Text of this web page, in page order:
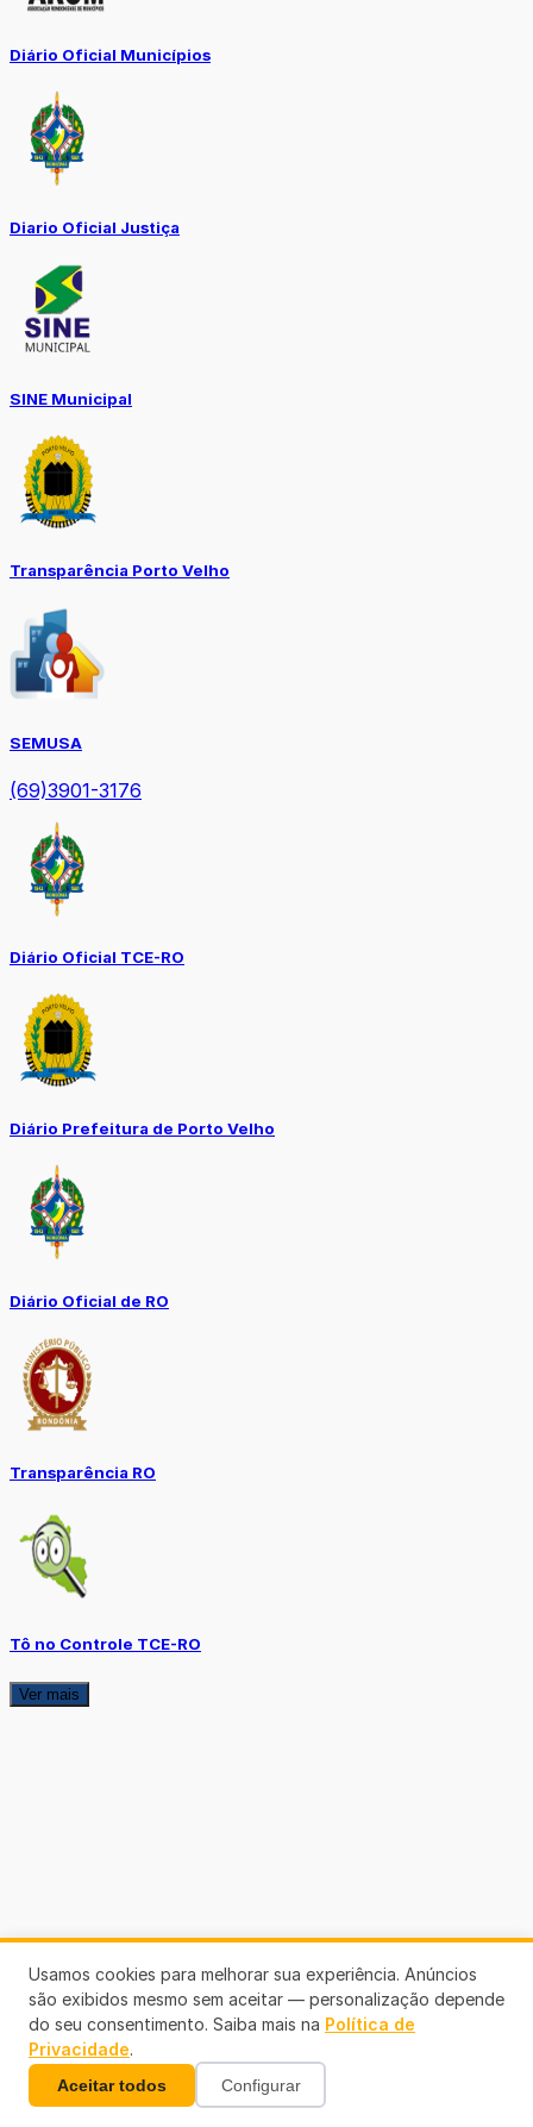
Diário Oficial Municípios
Diario Oficial Justiça
SINE Municipal
Transparência Porto Velho
SEMUSA
(69)3901-3176
Diário Oficial TCE-RO
Diário Prefeitura de Porto Velho
Diário Oficial de RO
Transparência RO
Tô no Controle TCE-RO
Ver mais
Usamos cookies para melhorar sua experiência. Anúncios
são exibidos mesmo sem aceitar — personalização depende
do seu consentimento. Saiba mais na Política de
Privacidade.
Aceitar todos Configurar